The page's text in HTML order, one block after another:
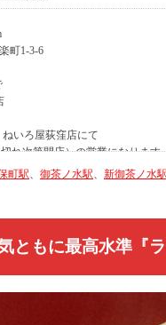
町駅、 御茶ノ水駅、 新御茶ノ水駅
ともに最高水準『